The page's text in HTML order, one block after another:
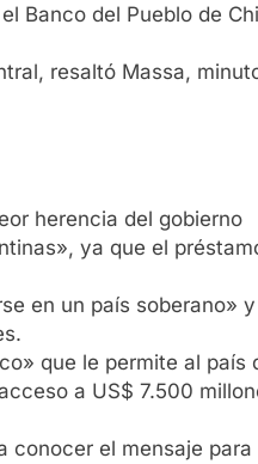
Banco del Pueblo de
resaltó Massa,
herencia del gobierno
ya que el
en un país soberano»
que le permite al país
a US$ 7.500
conocer el mensaje para